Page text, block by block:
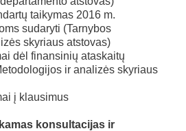
taikymas 2016 m.
sudaryti (Tarnybos
skyriaus atstovas)
dėl finansinių ataskaitų
ir analizės skyriaus
į klausimus
konsultacijas ir